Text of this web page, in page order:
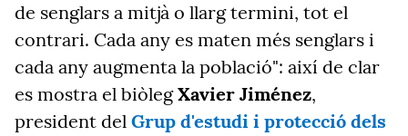
de senglars a mitjà o llarg termini, tot el
contrari. Cada any es maten més senglars i
cada any augmenta la població": així de clar
es mostra el biòlegXavier Jiménez,
president del Grup d'estudi i protecció dels